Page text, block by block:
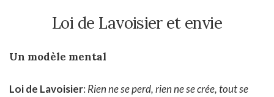
Loi de Lavoisier et envie
Un modèle mental
Loi de Lavoisier: Rien ne se perd, rien ne se crée, tout se